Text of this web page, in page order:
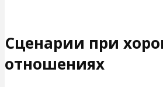
Сценарии при
отношениях